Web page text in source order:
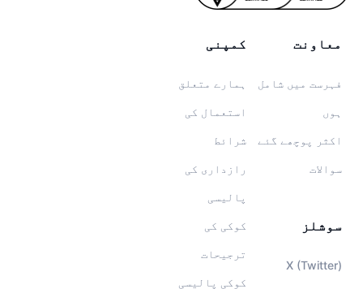
کمپنی
ہمارے متعلق
استعمال کی
شرائط
رازداری کی
پالیسی
کوکی کی
ترجیحات
کوکی پالیسی
معاونت
فہرست میں شامل
ہوں
اکثر پوچھے گئے
سوالات
سوشلز
X (Twitter)